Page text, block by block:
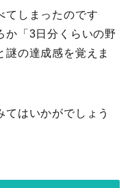
てしまったのです
か「3日分くらいの野
の達成感を覚えま
てはいかがでしょう